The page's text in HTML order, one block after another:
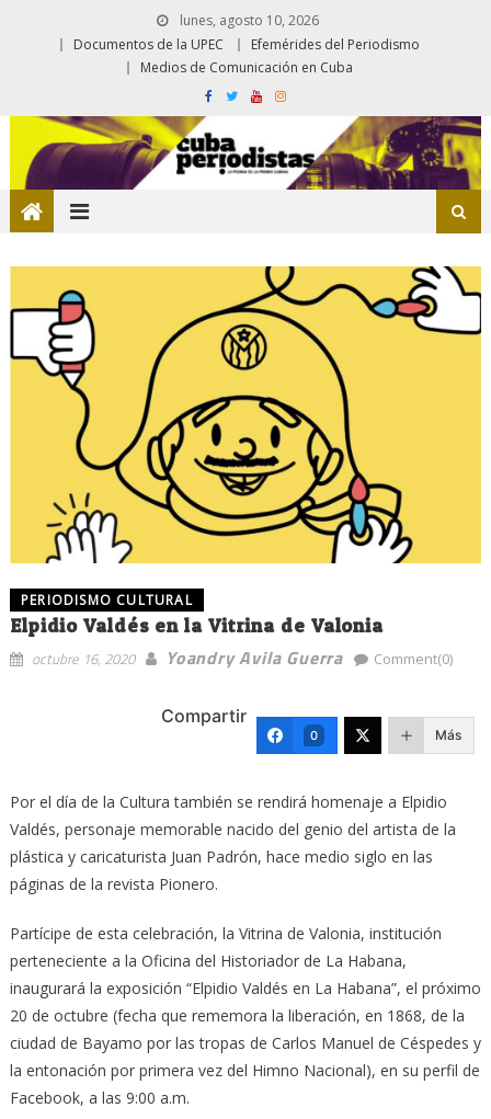
lunes, agosto 10, 2026
Documentos de la UPEC
Efemérides del Periodismo
Medios de Comunicación en Cuba
PERIODISMO CULTURAL
Elpidio Valdés en la Vitrina de Valonia
octubre 16, 2020 Yoandry Avila Guerra Comment(0)
Compartir
0 Más
Por el día de la Cultura también se rendirá homenaje a Elpidio
Valdés, personaje memorable nacido del genio del artista de la
plástica y caricaturista Juan Padrón, hace medio siglo en las
páginas de la revista Pionero.
Partícipe de esta celebración, la Vitrina de Valonia, institución
perteneciente a la Oficina del Historiador de La Habana,
inaugurará la exposición “Elpidio Valdés en La Habana”, el próximo
20 de octubre (fecha que rememora la liberación, en 1868, de la
ciudad de Bayamo por las tropas de Carlos Manuel de Céspedes y
la entonación por primera vez del Himno Nacional), en su perfil de
Facebook, a las 9:00 a.m.